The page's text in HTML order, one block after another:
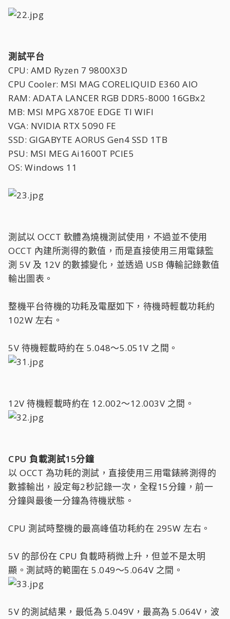
測試平台
CPU: AMD Ryzen 7 9800X3D
CPU Cooler: MSI MAG CORELIQUID E360 AIO
RAM: ADATA LANCER RGB DDR5-8000 16GBx2
MB: MSI MPG X870E EDGE TI WIFI
VGA: NVIDIA RTX 5090 FE
SSD: GIGABYTE AORUS Gen4 SSD 1TB
PSU: MSI MEG Ai1600T PCIE5
OS: Windows 11
測試以 OCCT 軟體為燒機測試使用，不過並不使用
OCCT 內建所測得的數值，而是直接使用三用電錶監
測 5V 及 12V 的數據變化，並透過 USB 傳輸記錄數值
輸出圖表。
整機平台待機的功耗及電壓如下，待機時輕載功耗約
102W 左右。
5V 待機輕載時約在 5.048～5.051V 之間。
12V 待機輕載時約在 12.002～12.003V 之間。
CPU 負載測試15分鐘
以 OCCT 為功耗的測試，直接使用三用電錶將測得的
數據輸出，設定每2秒記錄一次，全程15分鐘，前一
分鐘與最後一分鐘為待機狀態。
CPU 測試時整機的最高峰值功耗約在 295W 左右。
5V 的部份在 CPU 負載時稍微上升，但並不是太明
顯。測試時的範圍在 5.049～5.064V 之間。
5V 的測試結果，最低為 5.049V，最高為 5.064V，波